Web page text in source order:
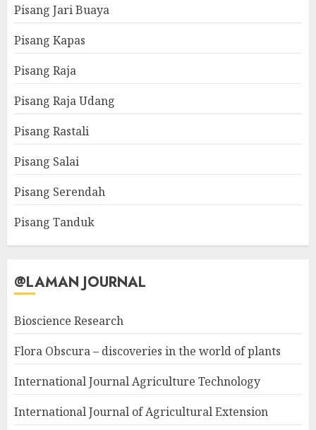
Pisang Jari Buaya
Pisang Kapas
Pisang Raja
Pisang Raja Udang
Pisang Rastali
Pisang Salai
Pisang Serendah
Pisang Tanduk
@LAMAN JOURNAL
Bioscience Research
Flora Obscura – discoveries in the world of plants
International Journal Agriculture Technology
International Journal of Agricultural Extension